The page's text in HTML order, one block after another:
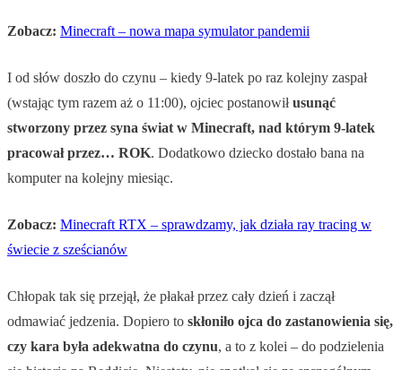
Zobacz: Minecraft – nowa mapa symulator pandemii
I od słów doszło do czynu – kiedy 9-latek po raz kolejny zaspał
(wstając tym razem aż o 11:00), ojciec postanowiłusunąć
stworzony przez syna świat w Minecraft, nad którym 9-latek
pracował przez… ROK. Dodatkowo dziecko dostało bana na
komputer na kolejny miesiąc.
Zobacz: Minecraft RTX – sprawdzamy, jak działa ray tracing w
świecie z sześcianów
Chłopak tak się przejął, że płakał przez cały dzień i zaczął
odmawiać jedzenia. Dopiero to skłoniło ojca do zastanowienia się,
czy kara była adekwatna do czynu, a to z kolei – do podzielenia